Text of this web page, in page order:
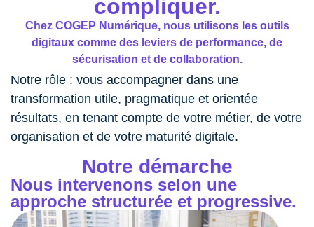
compliquer.
Chez COGEP Numérique, nous utilisons les outils
digitaux comme des leviers de performance, de
sécurisation et de collaboration.
Notre rôle : vous accompagner dans une
transformation utile, pragmatique et orientée
résultats, en tenant compte de votre métier, de votre
organisation et de votre maturité digitale.
Notre démarche
Nous intervenons selon une
approche structurée et progressive.